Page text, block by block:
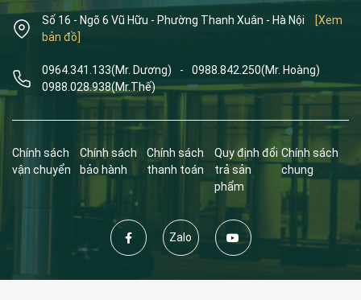
Số 16 - Ngõ 6 Vũ Hữu - Phường Thanh Xuân - Hà Nội
[Xem
bản đồ]
0964.341.133(Mr. Dương) - 0988.842.250(Mr. Hoàng)
0988.028.938(Mr.Thế)
Chính sách
vận chuyển
Chính sách
bảo hành
Chính sách
thanh toán
Quy định đổi
trả sản
phẩm
Chính sách
chung
Zalo